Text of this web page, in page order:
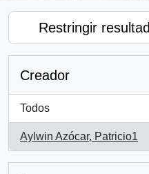
Restringir
Creador
Todos
Aylwin Azócar, Patricio1
, 1 resultados